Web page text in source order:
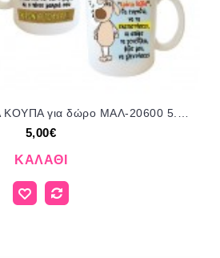
5,00€
ΚΑΛΆΘΙ